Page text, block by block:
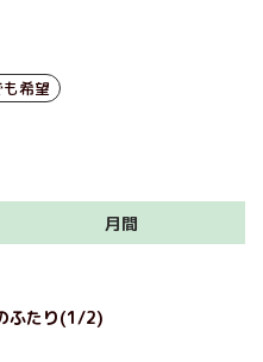
希望
月間
ふたり(1/2)